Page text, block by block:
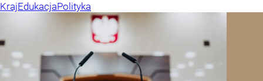
KrajEdukacjaPolityka